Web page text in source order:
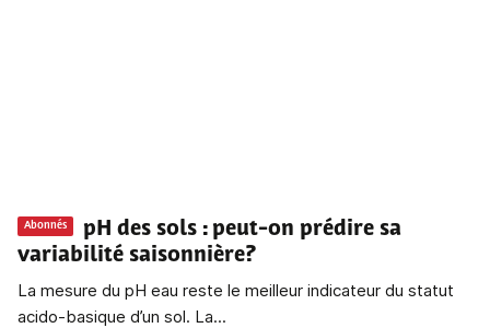
Abonnés pH des sols : peut-on prédire sa
variabilité saisonnière?
La mesure du pH eau reste le meilleur indicateur du statut
acido-basique d’un sol. La...